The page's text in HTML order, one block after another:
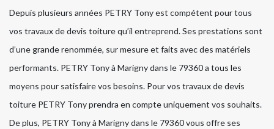
Depuis plusieurs années PETRY Tony est compétent pour tous
vos travaux de devis toiture qu’il entreprend. Ses prestations sont
d’une grande renommée, sur mesure et faits avec des matériels
performants. PETRY Tony à Marigny dans le 79360 a tous les
moyens pour satisfaire vos besoins. Pour vos travaux de devis
toiture PETRY Tony prendra en compte uniquement vos souhaits.
De plus, PETRY Tony à Marigny dans le 79360 vous offre ses